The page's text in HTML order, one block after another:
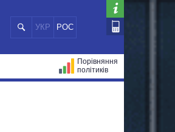
УКР РОС
Порівняння
політиків